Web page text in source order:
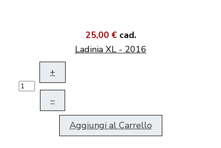
25,00 € cad.
Ladinia XL - 2016
+
–
Aggiungi al Carrello